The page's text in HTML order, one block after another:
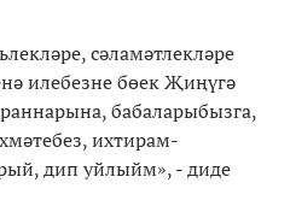
сәламәтлекләре
илебезне бөек Җиңүгә
бабаларыбызга,
ихтирам-
дип уйлыйм», - диде